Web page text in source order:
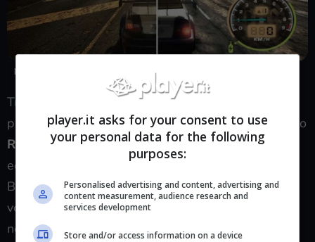
Need for speed Most Wanted torna con un remake – Player.it
Tra le decine di titoli di questa IP tutti ricordano con
particolare affettoMost Wanted, il titolo ambientato
Rockport Cityin cui il nostro scopo e farci un nome
ed eliminare tutti i campi della zona, presenti in una
Blacklist. Uscito e adorato dal2005, ora in tanti
vorrebbero qualcosa di simile, ma niente si avvicina
neanche lontanamente.
player.it asks for your consent to use
your personal data for the following
purposes:
Personalised advertising and content, advertising and
content measurement, audience research and
services development
Store and/or access information on a device